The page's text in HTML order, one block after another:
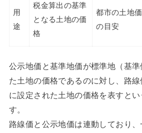
用
途
税金算出の基準
となる土地の価
格
都市の土地
の目安
公示地価と基準地価が標準地（基
た土地の価格であるのに対し、路
に設定された土地の価格を表すと
す。
路線価と公示地価は連動しており